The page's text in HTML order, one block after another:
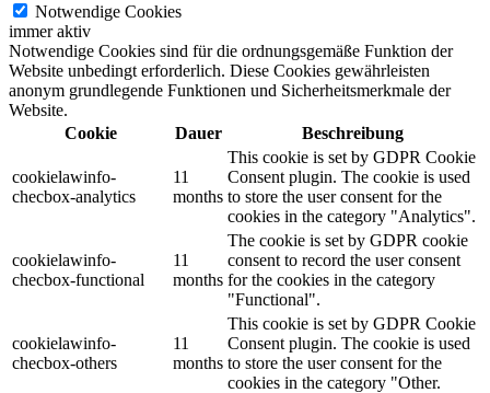
Notwendige Cookies
immer aktiv
Notwendige Cookies sind für die ordnungsgemäße Funktion der
Website unbedingt erforderlich. Diese Cookies gewährleisten
anonym grundlegende Funktionen und Sicherheitsmerkmale der
Website.
Cookie
Dauer Beschreibung
cookielawinfo-
checbox-analytics
11
months
This cookie is set by GDPR Cookie
Consent plugin. The cookie is used
to store the user consent for the
cookies in the category "Analytics".
cookielawinfo-
checbox-functional
11
months
The cookie is set by GDPR cookie
consent to record the user consent
for the cookies in the category
"Functional".
cookielawinfo-
checbox-others
11
months
This cookie is set by GDPR Cookie
Consent plugin. The cookie is used
to store the user consent for the
cookies in the category "Other.